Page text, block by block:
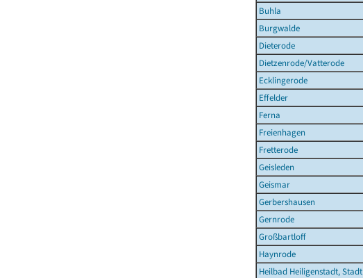
Buhla
Burgwalde
Dieterode
Dietzenrode/Vatterode
Ecklingerode
Effelder
Ferna
Freienhagen
Fretterode
Geisleden
Geismar
Gerbershausen
Gernrode
Großbartloff
Haynrode
Heilbad Heiligenstadt, Stadt